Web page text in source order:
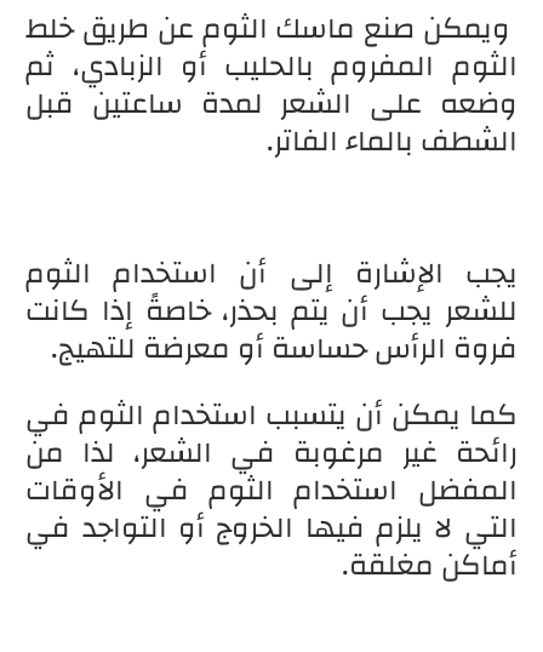
ويمكن صنع ماسك الثوم عن طريق خلط
الثوم المفروم بالحليب أو الزبادي، ثم
وضعه على الشعر لمدة ساعتين قبل
الشطف بالماء الفاتر.
يجب الإشارة إلى أن استخدام الثوم
للشعر يجب أن يتم بحذر، خاصةً إذا كانت
فروة الرأس حساسة أو معرضة للتهيج.
كما يمكن أن يتسبب استخدام الثوم في
رائحة غير مرغوبة في الشعر، لذا من
المفضل استخدام الثوم في الأوقات
التي لا يلزم فيها الخروج أو التواجد في
أماكن مغلقة.